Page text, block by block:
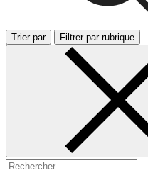
Trier par Filtrer par rubrique